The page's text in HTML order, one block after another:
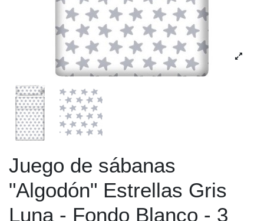
Juego de sábanas
"Algodón" Estrellas Gris
Luna - Fondo Blanco - 3